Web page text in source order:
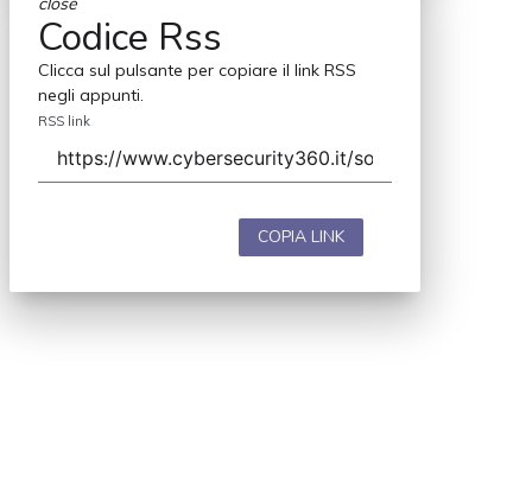
Codice Rss
Clicca sul pulsante per copiare il link RSS
negli appunti.
RSS link
COPIA LINK